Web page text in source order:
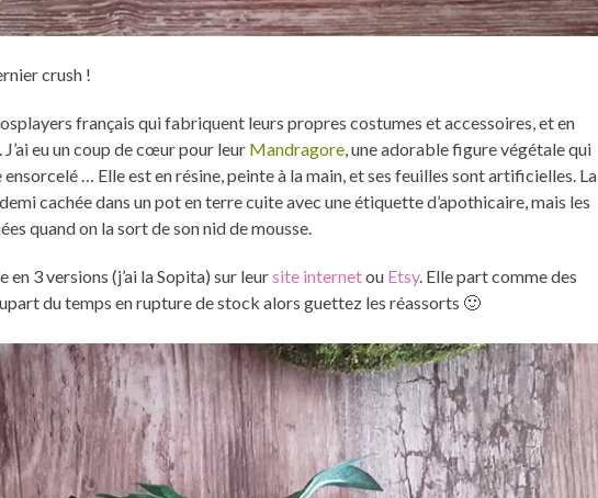
crush !
français qui fabriquent leurs propres costumes et accessoires, et en
eu un coup de cœur pour leur Mandragore , une adorable figure végétale qui
… Elle est en résine, peinte à la main, et ses feuilles sont artificielles. La
cachée dans un pot en terre cuite avec une étiquette d’apothicaire, mais les
quand on la sort de son nid de mousse.
3 versions (j’ai la Sopita) sur leursite internetou Etsy. Elle part comme des
du temps en rupture de stock alors guettez les réassorts 🙂